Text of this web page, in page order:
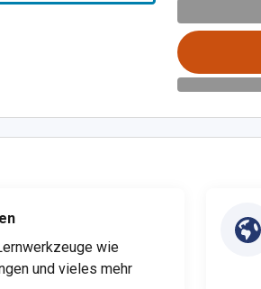
wie
und vieles mehr